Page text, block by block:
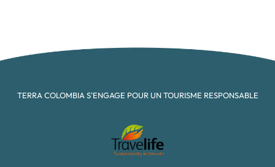
TERRA COLOMBIA S'ENGAGE POUR UN TOURISME RESPONSABLE